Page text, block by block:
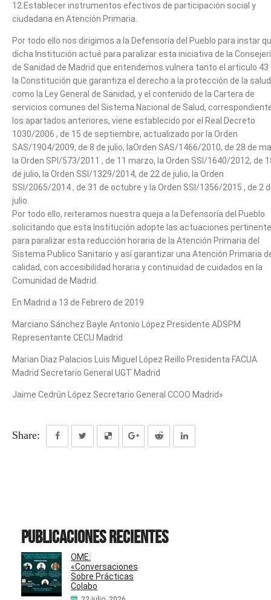
12.Establecer instrumentos efectivos de participación social y
ciudadana en Atención Primaria.
Por todo ello nos dirigimos a la Defensoría del Pueblo para instar
dicha Institución actué para paralizar esta iniciativa de la
de Sanidad de Madrid que entendemos vulnera tanto el articulo 43
la Constitución que garantiza el derecho a la protección de la
como la Ley General de Sanidad, y el contenido de la Cartera de
servicios comunes del Sistema Nacional de Salud,
los apartados anteriores, viene establecido por el Real Decreto
1030/2006 , de 15 de septiembre, actualizado por la Orden
SAS/1904/2009, de 8 de julio, laOrden SAS/1466/2010, de 28 de
la Orden SPI/573/2011 , de 11 marzo, la Orden SSI/1640/2012, de
de julio, la Orden SSI/1329/2014, de 22 de julio, la Orden
SSI/2065/2014 , de 31 de octubre y la Orden SSI/1356/2015 , de 2
julio.
Por todo ello, reiteramos nuestra queja a la Defensoría del Pueblo
solicitando que esta Institución adopte las actuaciones
para paralizar esta reducción horaria de la Atención Primaria del
Sistema Publico Sanitario y así garantizar una Atención Primaria
calidad, con accesibilidad horaria y continuidad de cuidados en la
Comunidad de Madrid.
En Madrid a 13 de Febrero de 2019
Marciano Sánchez Bayle Antonio López Presidente ADSPM
Representante CECU Madrid
Marian Diaz Palacios Luis Miguel López Reillo Presidenta FACUA
Madrid Secretario General UGT Madrid
Jaime Cedrún López Secretario General CCOO Madrid»
Share:
Publicaciones recientes
OME:
«Conversaciones
Sobre Prácticas
Colabo